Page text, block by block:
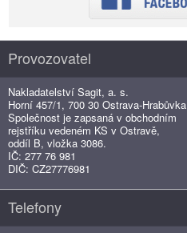
Provozovatel
Nakladatelství Sagit, a. s.
Horní 457/1, 700 30 Ostrava-Hrabůvka
Společnost je zapsaná v obchodním
rejstříku vedeném KS v Ostravě,
oddíl B, vložka 3086.
IČ: 277 76 981
DIČ: CZ27776981
Telefony